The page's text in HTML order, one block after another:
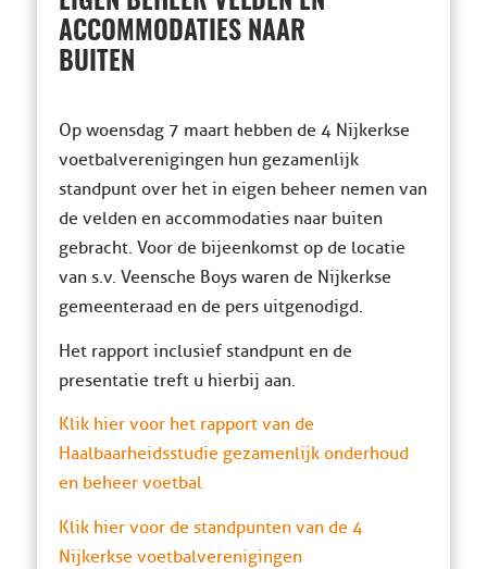
ACCOMMODATIES NAAR
BUITEN
Op woensdag 7 maart hebben de 4 Nijkerkse
voetbalverenigingen hun gezamenlijk
standpunt over het in eigen beheer nemen van
de velden en accommodaties naar buiten
gebracht. Voor de bijeenkomst op de locatie
van s.v. Veensche Boys waren de Nijkerkse
gemeenteraad en de pers uitgenodigd.
Het rapport inclusief standpunt en de
presentatie treft u hierbij aan.
Klik hier voor het rapport van de
Haalbaarheidsstudie gezamenlijk onderhoud
en beheer voetbal
Klik hier voor de standpunten van de 4
Nijkerkse voetbalverenigingen